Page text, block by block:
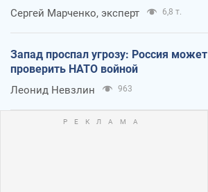
Сергей Марченко, эксперт 6,8 т.
Запад проспал угрозу: Россия может
проверить НАТО войной
Леонид Невзлин 963